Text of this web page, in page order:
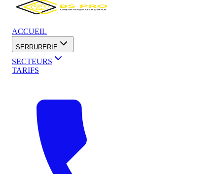
ACCUEIL
SERRURERIE
SECTEURS
TARIFS